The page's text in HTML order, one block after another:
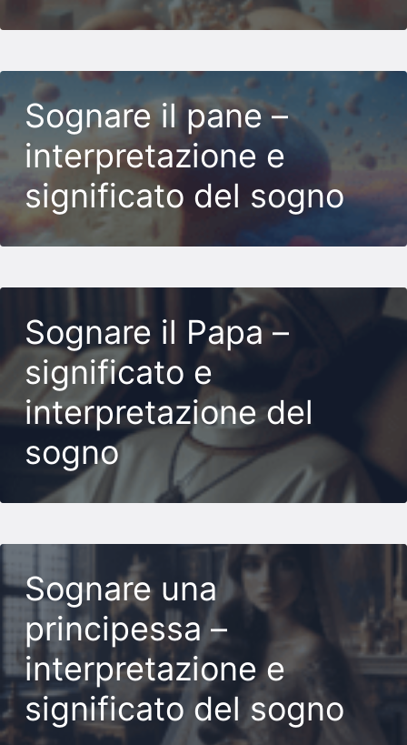
Sognare il pane –
interpretazione e
significato del sogno
Sognare il Papa –
significato e
interpretazione del
sogno
Sognare una
principessa –
interpretazione e
significato del sogno